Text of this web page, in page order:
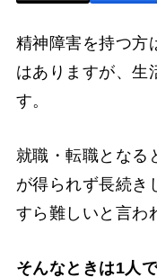
精神障害を持つ方
はありますが、生
す。
就職・転職となる
が得られず長続き
すら難しいと言わ
そんなときは1人